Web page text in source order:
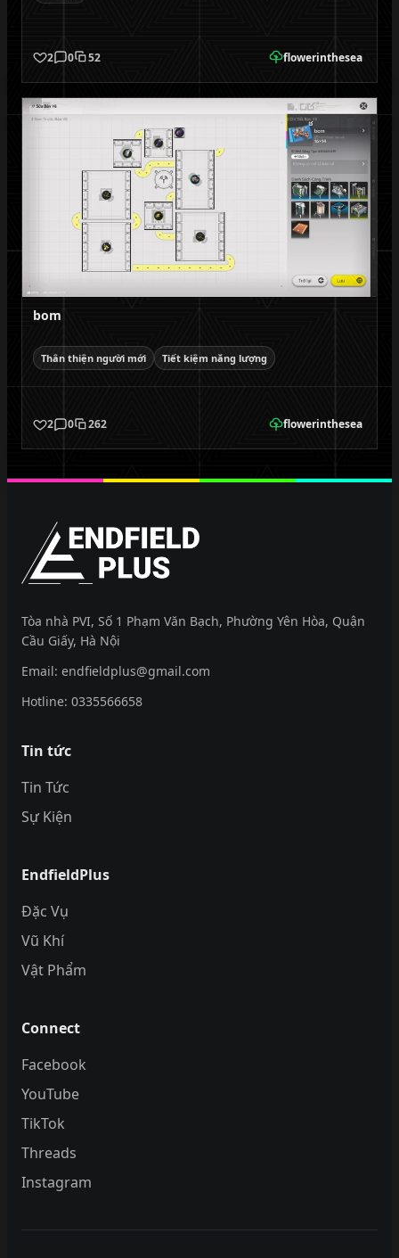
2 0 52 flowerinthesea
bom
Thân thiện người mới Tiết kiệm năng lượng
2 0 262 flowerinthesea
EndfieldPlus
Tòa nhà PVI, Số 1 Phạm Văn Bạch, Phường Yên Hòa, Quận
Cầu Giấy, Hà Nội
Email: endfieldplus@gmail.com
Hotline: 0335566658
Tin tức
Tin Tức
Sự Kiện
EndfieldPlus
Đặc Vụ
Vũ Khí
Vật Phẩm
Connect
Facebook
YouTube
TikTok
Threads
Instagram